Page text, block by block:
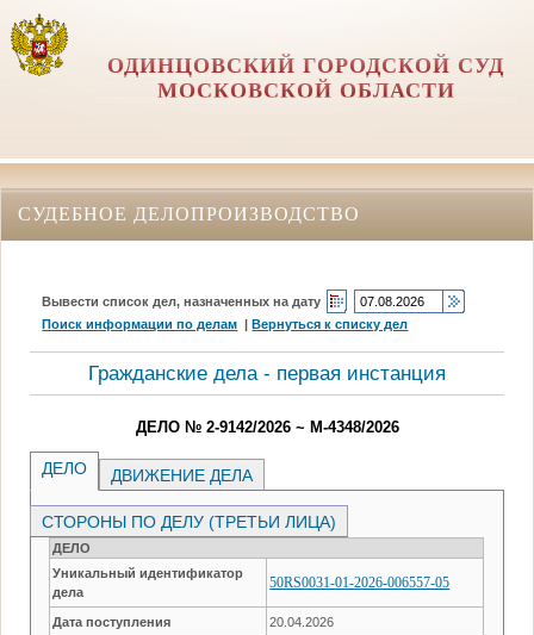
ОДИНЦОВСКИЙ ГОРОДСКОЙ СУД
МОСКОВСКОЙ ОБЛАСТИ
СУДЕБНОЕ ДЕЛОПРОИЗВОДСТВО
Вывести список дел, назначенных на дату
Поиск информации по делам |Вернуться к списку дел
Гражданские дела - первая инстанция
ДЕЛО № 2-9142/2026 ~ М-4348/2026
ДЕЛО ДВИЖЕНИЕ ДЕЛА
СТОРОНЫ ПО ДЕЛУ (ТРЕТЬИ ЛИЦА)
ДЕЛО
Уникальный идентификатор
дела
50RS0031-01-2026-006557-05
Дата поступления 20.04.2026